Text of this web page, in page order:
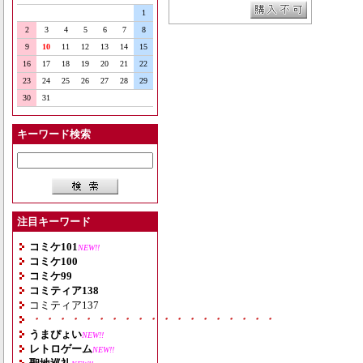
1
2
3 4 5 6 7
8
9
10 11 12 13 14
15
16
17 18 19 20 21
22
23
24 25 26 27 28
29
30
31
キーワード検索
注目キーワード
コミケ101 NEW!!
コミケ100
コミケ99
コミティア138
コミティア137
・・・・・・・・・・・・・・・・・・・
うまぴょいNEW!!
レトロゲームNEW!!